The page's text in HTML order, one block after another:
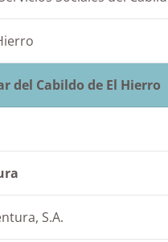
del Cabildo de El Hierro
S.A.